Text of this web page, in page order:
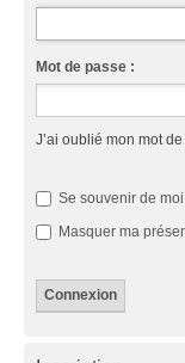
Mot de passe :
J’ai oublié mon mot
Se souvenir de moi
Masquer ma